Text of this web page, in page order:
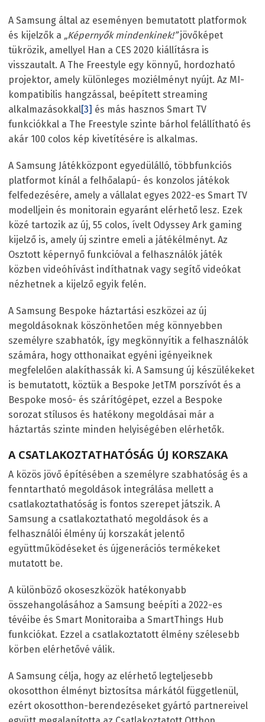
A Samsung által az eseményen bemutatott platformok
és kijelzők a „Képernyők mindenkinek!”jövőképet
tükrözik, amellyel Han a CES 2020 kiállításra is
visszautalt. A The Freestyle egy könnyű, hordozható
projektor, amely különleges moziélményt nyújt. Az MI-
kompatibilis hangzással, beépített streaming
alkalmazásokkal[3] és más hasznos Smart TV
funkciókkal a The Freestyle szinte bárhol felállítható és
akár 100 colos kép kivetítésére is alkalmas.
A Samsung Játékközpont egyedülálló, többfunkciós
platformot kínál a felhőalapú- és konzolos játékok
felfedezésére, amely a vállalat egyes 2022-es Smart TV
modelljein és monitorain egyaránt elérhető lesz. Ezek
közé tartozik az új, 55 colos, ívelt Odyssey Ark gaming
kijelző is, amely új szintre emeli a játékélményt. Az
Osztott képernyő funkcióval a felhasználók játék
közben videóhívást indíthatnak vagy segítő videókat
nézhetnek a kijelző egyik felén.
A Samsung Bespoke háztartási eszközei az új
megoldásoknak köszönhetően még könnyebben
személyre szabhatók, így megkönnyítik a felhasználók
számára, hogy otthonaikat egyéni igényeiknek
megfelelően alakíthassák ki. A Samsung új készülékeket
is bemutatott, köztük a Bespoke JetTM porszívót és a
Bespoke mosó- és szárítógépet, ezzel a Bespoke
sorozat stílusos és hatékony megoldásai már a
háztartás szinte minden helyiségében elérhetők.
A CSATLAKOZTATHATÓSÁG ÚJ KORSZAKA
A közös jövő építésében a személyre szabhatóság és a
fenntartható megoldások integrálása mellett a
csatlakoztathatóság is fontos szerepet játszik. A
Samsung a csatlakoztatható megoldások és a
felhasználói élmény új korszakát jelentő
együttműködéseket és újgenerációs termékeket
mutatott be.
A különböző okoseszközök hatékonyabb
összehangolásához a Samsung beépíti a 2022-es
tévéibe és Smart Monitoraiba a SmartThings Hub
funkciókat. Ezzel a csatlakoztatott élmény szélesebb
körben elérhetővé válik.
A Samsung célja, hogy az elérhető legteljesebb
okosotthon élményt biztosítsa márkától függetlenül,
ezért okosotthon-berendezéseket gyártó partnereivel